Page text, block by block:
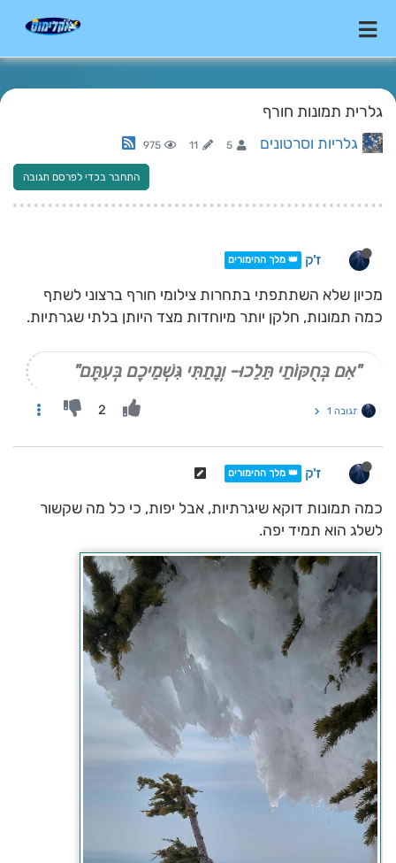
גלרית תמונות חורף
גלריות וסרטונים 5
11
975
התחבר בכדי לפרסם תגובה
ז'ק 👑 מלך ההימורים
מכיון שלא השתתפתי בתחרות צילומי חורף ברצוני לשתף
כמה תמונות, חלקן יותר מיוחדות מצד היותן בלתי שגרתיות.
"אִם בְּחֻקּוֹתַי תֵּלֵכוּ- וְנָתַתִּי גִּשְׁמֵיכֶם בְּעִתָּם"
תגובה 1 2
ז'ק 👑 מלך ההימורים
כמה תמונות דוקא שיגרתיות, אבל יפות, כי כל מה שקשור
לשלג הוא תמיד יפה.